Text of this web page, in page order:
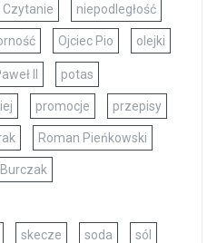
Czytanie niepodległość
Ojciec Pio olejki
II potas
promocje przepisy
Roman Pieńkowski
skecze soda sól